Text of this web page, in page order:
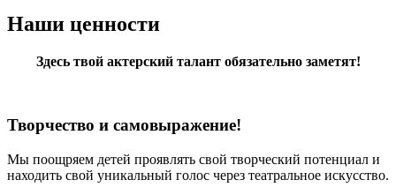
Наши ценности
Здесь твой актерский талант обязательно заметят!
Творчество и самовыражение!
Мы поощряем детей проявлять свой творческий потенциал и
находить свой уникальный голос через театральное искусство.